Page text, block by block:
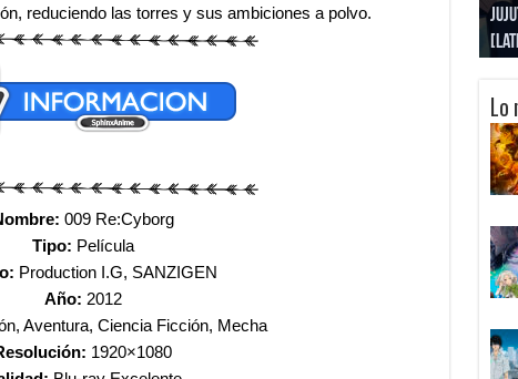
reduciendo las torres y sus ambiciones a polvo.
009 Re:Cyborg
Tipo: Película
Production I.G, SANZIGEN
Año: 2012
Aventura, Ciencia Ficción, Mecha
1920×1080
Lo